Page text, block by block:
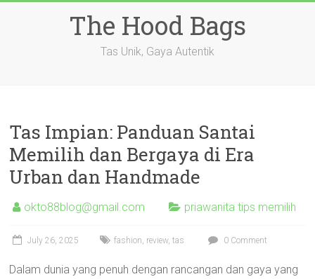
The Hood Bags
Tas Unik, Gaya Autentik
Tas Impian: Panduan Santai
Memilih dan Bergaya di Era
Urban dan Handmade
okto88blog@gmail.com priawanita tips memilih
July 26, 2025 fashion, review,tas 0 Comment
Dalam dunia yang penuh dengan rancangan dan gaya yang